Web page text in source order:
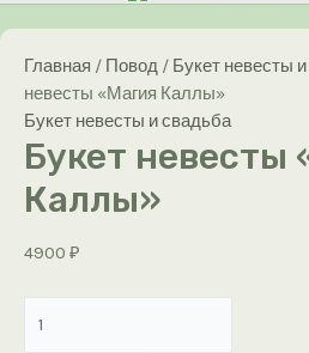
Главная / Повод / Букет невесты
невесты «Магия Каллы»
Букет невесты и свадьба
Букет невесты
Каллы»
4900 ₽
товара